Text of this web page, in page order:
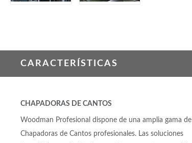
CARACTERÍSTICAS
CHAPADORAS DE CANTOS
Woodman Profesional dispone de una amplia gama de
Chapadoras de Cantos profesionales. Las soluciones